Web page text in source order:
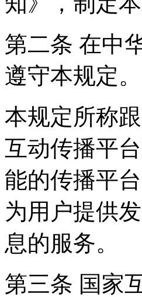
第二条 在中
遵守本规定。
本规定所称
互动传播平
能的传播平
为用户提供
息的服务。
第三条 国家